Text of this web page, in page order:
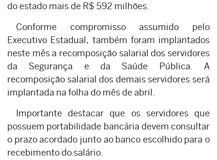
do estado mais de R$ 592 milhões.
Conforme compromisso assumido pelo
Executivo Estadual, também foram implantados
neste mês a recomposição salarial dos servidores
da Segurança e da Saúde Pública. A
recomposição salarial dos demais servidores será
implantada na folha do mês de abril.
Importante destacar que os servidores que
possuem portabilidade bancária devem consultar
o prazo acordado junto ao banco escolhido para o
recebimento do salário.